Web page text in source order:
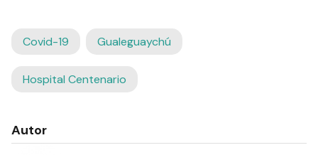
Covid-19 Gualeguaychú
Hospital Centenario
Autor